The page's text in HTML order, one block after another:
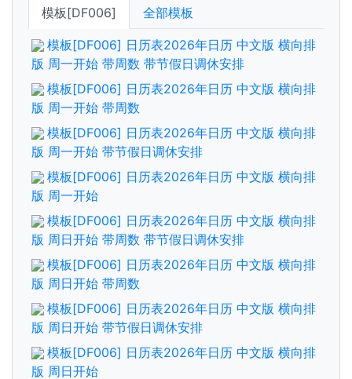
模板[DF006] 全部模板
模板[DF006] 日历表2026年日历 中文版 横向排
版 周一开始 带周数 带节假日调休安排
模板[DF006] 日历表2026年日历 中文版 横向排
版 周一开始 带周数
模板[DF006] 日历表2026年日历 中文版 横向排
版 周一开始 带节假日调休安排
模板[DF006] 日历表2026年日历 中文版 横向排
版 周一开始
模板[DF006] 日历表2026年日历 中文版 横向排
版 周日开始 带周数 带节假日调休安排
模板[DF006] 日历表2026年日历 中文版 横向排
版 周日开始 带周数
模板[DF006] 日历表2026年日历 中文版 横向排
版 周日开始 带节假日调休安排
模板[DF006] 日历表2026年日历 中文版 横向排
版 周日开始